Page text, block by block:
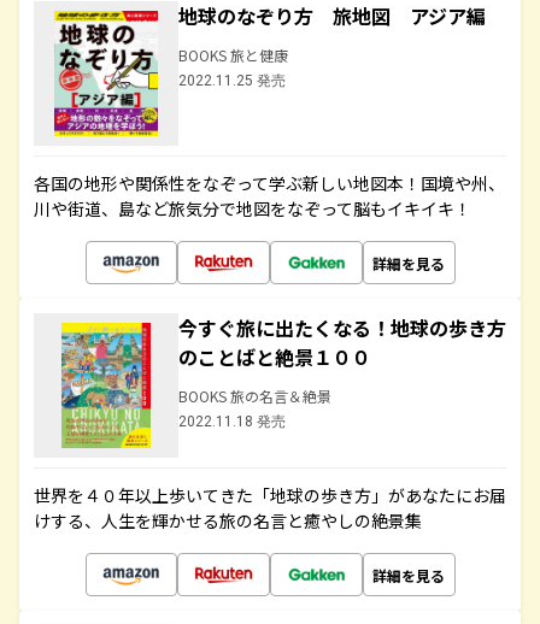
地球のなぞり方 旅地図 アジア編
BOOKS 旅と健康
2022.11.25 発売
各国の地形や関係性をなぞって学ぶ新しい地図本！国境や州、
川や街道、島など旅気分で地図をなぞって脳もイキイキ！
詳細を見る
今すぐ旅に出たくなる！地球の歩き方
のことばと絶景１００
BOOKS 旅の名言＆絶景
2022.11.18 発売
世界を４０年以上歩いてきた「地球の歩き方」があなたにお届
けする、人生を輝かせる旅の名言と癒やしの絶景集
詳細を見る